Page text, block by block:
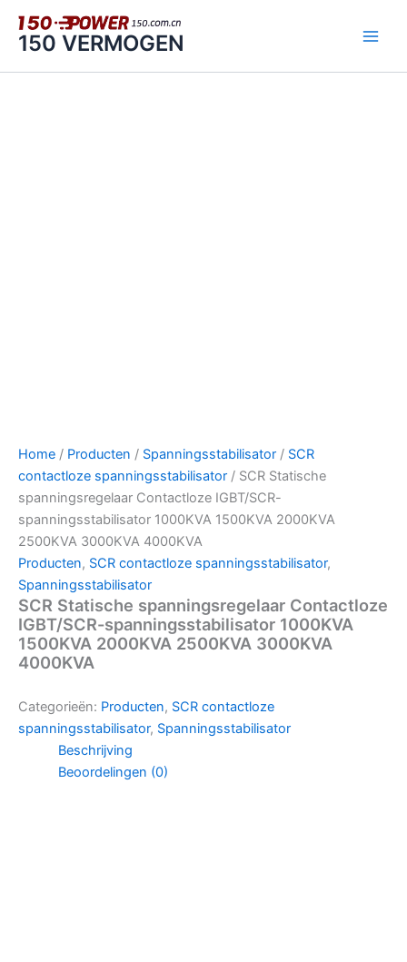
naar
inhoud
150 VERMOGEN
Home / Producten / Spanningsstabilisator / SCR
contactloze spanningsstabilisator / SCR Statische
spanningsregelaar Contactloze IGBT/SCR-
spanningsstabilisator 1000KVA 1500KVA 2000KVA
2500KVA 3000KVA 4000KVA
Producten, SCR contactloze spanningsstabilisator,
Spanningsstabilisator
SCR Statische spanningsregelaar Contactloze
IGBT/SCR-spanningsstabilisator 1000KVA
1500KVA 2000KVA 2500KVA 3000KVA
4000KVA
Categorieën: Producten, SCR contactloze
spanningsstabilisator, Spanningsstabilisator
Beschrijving
Beoordelingen (0)